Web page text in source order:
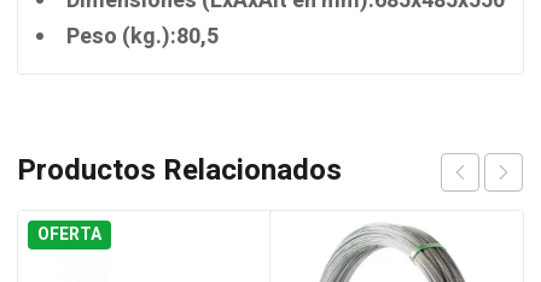
Peso (kg.):80,5
Productos Relacionados
OFERTA